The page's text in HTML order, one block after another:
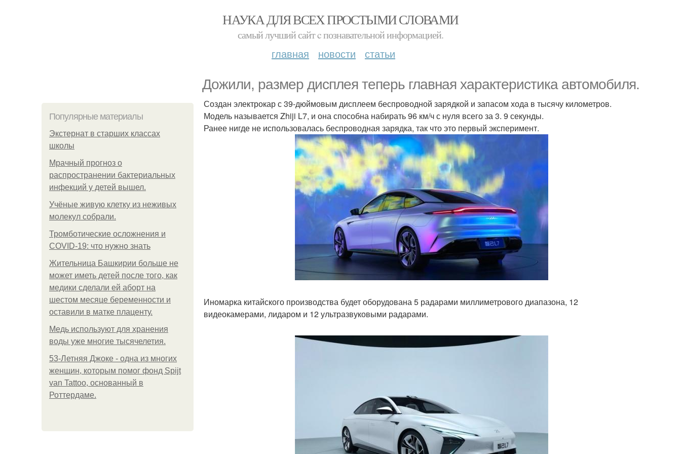
НАУКА ДЛЯ ВСЕХ ПРОСТЫМИ СЛОВАМИ
самый лучший сайт c познавательной информацией.
главная новости статьи
Дожили, размер дисплея теперь главная характеристика автомобиля.
Популярные материалы
Экстернат в старших классах
школы
Мрачный прогноз о
распространении бактериальных
инфекций у детей вышел.
Учёные живую клетку из неживых
молекул собрали.
Тромботические осложнения и
COVID-19: что нужно знать
Жительница Башкирии больше не
может иметь детей после того, как
медики сделали ей аборт на
шестом месяце беременности и
оставили в матке плаценту.
Медь используют для хранения
воды уже многие тысячелетия.
53-Летняя Джоке - одна из многих
женщин, которым помог фонд Spijt
van Tattoo, основанный в
Роттердаме.
Создан электрокар с 39-дюймовым дисплеем беспроводной зарядкой и запасом хода в тысячу километров.
Модель называется Zhiji L7, и она способна набирать 96 км/ч с нуля всего за 3. 9 секунды.
Ранее нигде не использовалась беспроводная зарядка, так что это первый эксперимент.
Иномарка китайского производства будет оборудована 5 радарами миллиметрового диапазона, 12
видеокамерами, лидаром и 12 ультразвуковыми радарами.